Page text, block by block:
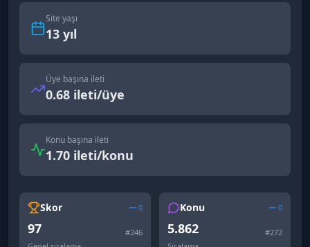
Site yaşı
13 yıl
Üye başına ileti
0.68 ileti/üye
Konu başına ileti
1.70 ileti/konu
Skor 0
97 #246
Konu 0
5.862 #272